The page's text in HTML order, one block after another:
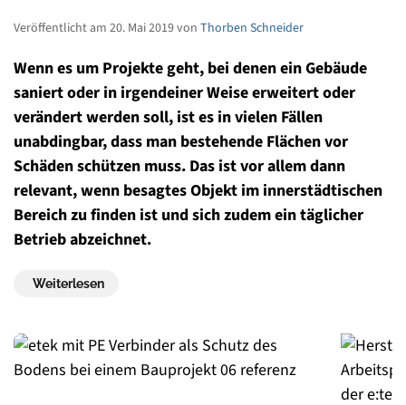
Veröffentlicht am 20. Mai 2019 von Thorben Schneider
Wenn es um Projekte geht, bei denen ein Gebäude
saniert oder in irgendeiner Weise erweitert oder
verändert werden soll, ist es in vielen Fällen
unabdingbar, dass man bestehende Flächen vor
Schäden schützen muss. Das ist vor allem dann
relevant, wenn besagtes Objekt im innerstädtischen
Bereich zu finden ist und sich zudem ein täglicher
Betrieb abzeichnet.
Weiterlesen